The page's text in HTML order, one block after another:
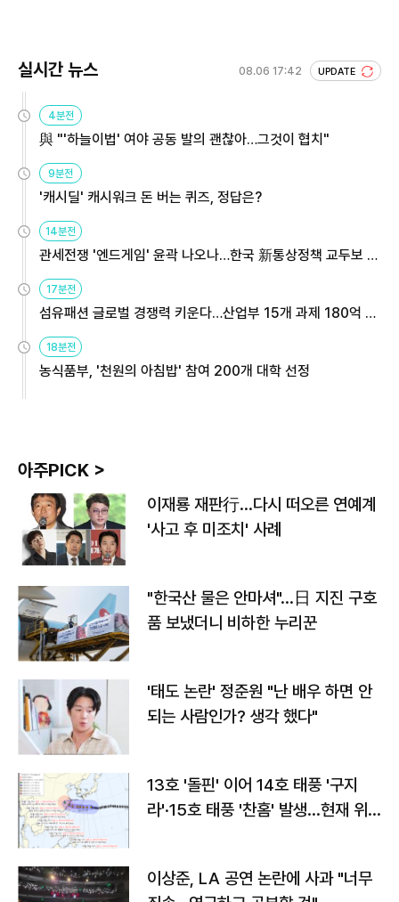
실시간 뉴스 08.06 17:42 UPDATE
4분전
與 "'하늘이법' 여야 공동 발의 괜찮아…그것이 협치"
9분전
'캐시딜' 캐시워크 돈 버는 퀴즈, 정답은?
14분전
관세전쟁 '엔드게임' 윤곽 나오나…한국 新통상정책 교두보 활
17분전
섬유패션 글로벌 경쟁력 키운다…산업부 15개 과제 180억 지
18분전
농식품부, '천원의 아침밥' 참여 200개 대학 선정
아주PICK >
이재룡 재판行…다시 떠오른 연예계
'사고 후 미조치' 사례
"한국산 물은 안마셔"…日 지진 구호
품 보냈더니 비하한 누리꾼
'태도 논란' 정준원 "난 배우 하면 안
되는 사람인가? 생각 했다"
13호 '돌핀' 이어 14호 태풍 '구지
라'·15호 태풍 '찬홈' 발생…현재 위
이상준, LA 공연 논란에 사과 "너무